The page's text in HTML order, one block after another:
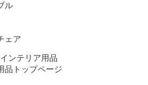
ル
ェア
インテリア用品
品トップページ